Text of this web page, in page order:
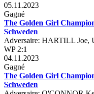
05.11.2023
Gagné
The Golden Girl
Schweden
Adversaire: HARTILL Joe,
WP 2:1
04.11.2023
Gagné
The Golden Girl
Schweden